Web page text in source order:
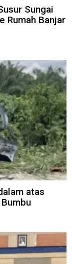
Sungai
Rumah Banjar
atas